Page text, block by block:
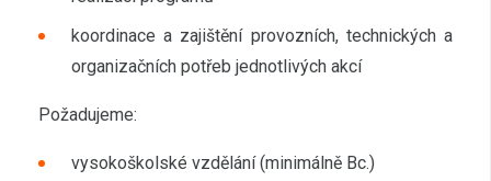
koordinace a zajištění provozních, technických a
organizačních potřeb jednotlivých akcí
Požadujeme:
vysokoškolské vzdělání (minimálně Bc.)